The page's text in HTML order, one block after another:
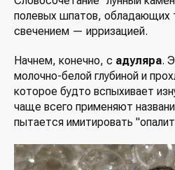
полевых шпатов, обладающих
свечением — ирризацией.
Начнем, конечно, с адуляра.
молочно-белой глубиной и
которое будто вспыхивает
чаще всего применяют
пытается имитировать